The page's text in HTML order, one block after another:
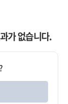
가 없습니다.